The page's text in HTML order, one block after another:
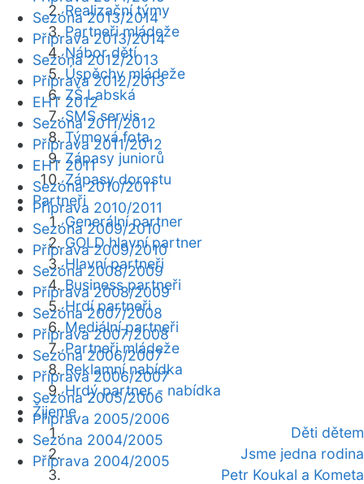
Realizační týmy
Partneři mládeže
Nábor dětí
Úspěchy mládeže
ZŠ Labská
SMS servis
Týmová fota
Zápasy juniorů
Zápasy dorostu
Partneři
Generální partner
GOLD hlavní partner
Hlavní partneři
Business partneři
Hrdí partneři
Mediální partneři
Partneři mládeže
Reklamní nabídka
Hrdý partner - nabídka
Žijeme
Děti dětem
Jsme jedna rodina
Petr Koukal a Kometa
Sezóna 2013/2014
Příprava 2013/2014
Sezóna 2012/2013
Příprava 2012/2013
EHT 2012
Sezóna 2011/2012
Příprava 2011/2012
EHT 2011
Sezóna 2010/2011
Příprava 2010/2011
Sezóna 2009/2010
Příprava 2009/2010
Sezóna 2008/2009
Příprava 2008/2009
Sezóna 2007/2008
Příprava 2007/2008
Sezóna 2006/2007
Příprava 2006/2007
Sezóna 2005/2006
Příprava 2005/2006
Sezóna 2004/2005
Příprava 2004/2005